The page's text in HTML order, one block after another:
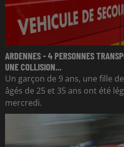
ARDENNES - 4 PERSONNES
UNE COLLISION...
Un garçon de 9 ans, une fille
âgés de 25 et 35 ans ont été
mercredi.